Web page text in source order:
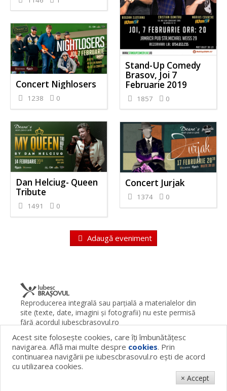
Stand-Up Comedy
Brasov, Joi 7
Februarie 2019
1857 0
Concert Nighlosers
1238 0
Dan Helciug- Queen
Tribute
1491 0
Concert Jurjak
1374 0
Adaugă eveniment
Reproducerea integrală sau parţială a materialelor din
site (texte, date, imagini şi fotografii) nu este permisă
fără acordul iubescbrasovul.ro
Termeni şi condiţii
Contact Despre proiect
FAQ
Cookies
Publicitate
© 2026 iubescbrasovul.ro
Acest site foloseşte cookies, care îţi îmbunătăţesc
navigarea. Află mai multe despre cookies. Prin
continuarea navigării pe iubescbrasovul.ro eşti de acord
cu utilizarea cookies.
× Accept